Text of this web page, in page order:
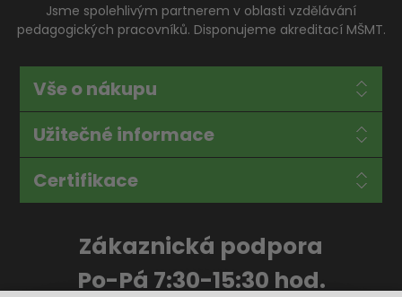
Jsme spolehlivým partnerem v oblasti vzdělávání
pedagogických pracovníků. Disponujeme akreditací MŠMT.
Vše o nákupu
Užitečné informace
Certifikace
Zákaznická podpora
Po-Pá 7:30-15:30 hod.